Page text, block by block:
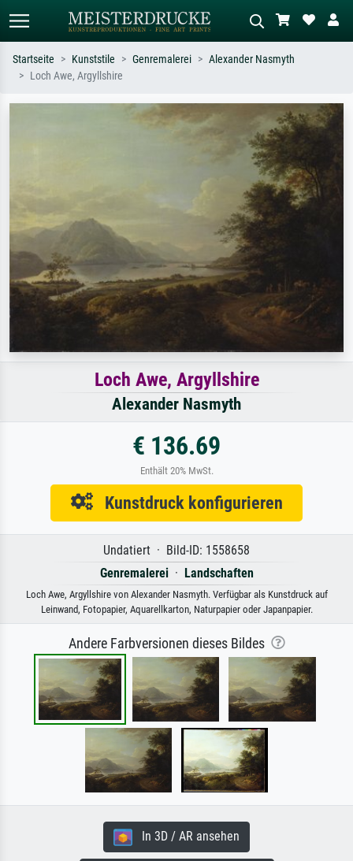
Suchen Sie nach Künstlern, Werktiteln
Beschreiben Sie die Szene – z.B. Grüne
Wiese, Abstrakt mit viel Rot, Dunkles
Ölgemälde, Stehender Akt neben einem
Baum.
Startseite Kunststile Genremalerei
Alexander Nasmyth
Loch Awe, Argyllshire
Loch Awe, Argyllshire
Alexander Nasmyth
€ 136.69
Enthält 20% MwSt.
Kunstdruck konfigurieren
Undatiert · Bild-ID: 1558658
Genremalerei· Landschaften
Loch Awe, Argyllshire von Alexander Nasmyth. Verfügbar als Kunstdruck auf
Leinwand, Fotopapier, Aquarellkarton, Naturpapier oder Japanpapier.
Andere Farbversionen dieses Bildes
In 3D / AR ansehen